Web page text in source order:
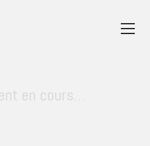
en cours…